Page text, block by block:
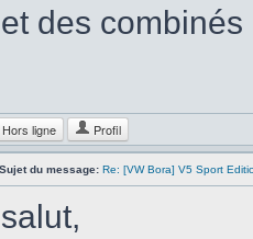
et des
Hors ligne Profil
Sujet du message: Re: [VW Bora] V5 Sport
salut,